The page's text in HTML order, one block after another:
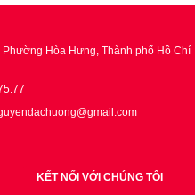
Hòa Hưng, Thành phố Hồ Chí
KẾT NỐI VỚI CHÚNG TÔI